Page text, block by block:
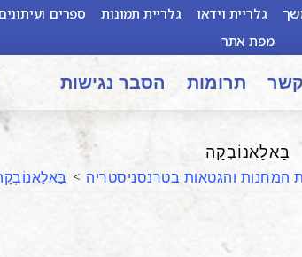
גלריית וידאו גלריית תמונות ספרים
מפת אתר
תרומות הסבר נגישות
בַּאלַאנוֹבְקָה
המחנות והגטאות בטרנסניסטריה >